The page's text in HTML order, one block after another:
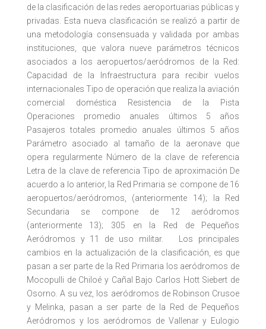
de la clasificación de las redes aeroportuarias públicas y
privadas. Esta nueva clasificación se realizó a partir de
una metodología consensuada y validada por ambas
instituciones, que valora nueve parámetros técnicos
asociados a los aeropuertos/aeródromos de la Red:
Capacidad de la Infraestructura para recibir vuelos
internacionales Tipo de operación que realiza la aviación
comercial doméstica Resistencia de la Pista
Operaciones promedio anuales últimos 5 años
Pasajeros totales promedio anuales últimos 5 años
Parámetro asociado al tamaño de la aeronave que
opera regularmente Número de la clave de referencia
Letra de la clave de referencia Tipo de aproximación De
acuerdo a lo anterior, la Red Primaria se compone de 16
aeropuertos/aeródromos, (anteriormente 14); la Red
Secundaria se compone de 12 aeródromos
(anteriormente 13); 305 en la Red de Pequeños
Aeródromos y 11 de uso militar. Los principales
cambios en la actualización de la clasificación, es que
pasan a ser parte de la Red Primaria los aeródromos de
Mocopulli de Chiloé y Cañal Bajo Carlos Hott Siebert de
Osorno. A su vez, los aeródromos de Robinson Crusoe
y Melinka, pasan a ser parte de la Red de Pequeños
Aeródromos y los aeródromos de Vallenar y Eulogio